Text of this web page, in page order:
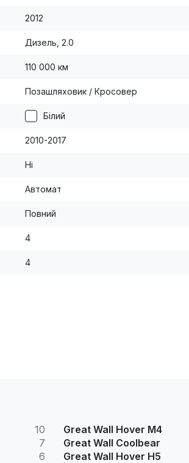
2012
Дизель, 2.0
110 000 км
Позашляховик / Кросовер
Білий
2010-2017
Ні
Автомат
Повний
4
4
10
7
6
Great Wall Hover M4
Great Wall Coolbear
Great Wall Hover H5